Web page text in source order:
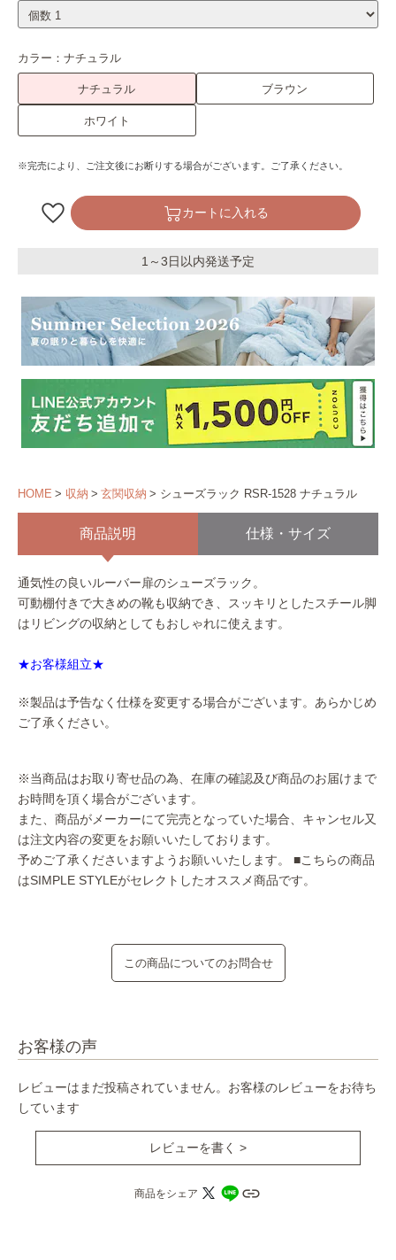
カラー： ナチュラル
ナチュラル ブラウン
ホワイト
※完売により、ご注文後にお断りする場合がございます。ご了承ください。
カートに入れる
1～3日以内発送予定
HOME 収納 玄関収納 シューズラック RSR-1528 ナチュラル
商品説明 仕様・サイズ
通気性の良いルーバー扉のシューズラック。
可動棚付きで大きめの靴も収納でき、スッキリとしたスチール脚
はリビングの収納としてもおしゃれに使えます。
★お客様組立★
※製品は予告なく仕様を変更する場合がございます。あらかじめ
ご了承ください。
※当商品はお取り寄せ品の為、在庫の確認及び商品のお届けまで
お時間を頂く場合がございます。
また、商品がメーカーにて完売となっていた場合、キャンセル又
は注文内容の変更をお願いいたしております。
予めご了承くださいますようお願いいたします。 ■こちらの商品
はSIMPLE STYLEがセレクトしたオススメ商品です。
この商品についてのお問合せ
お客様の声
レビューはまだ投稿されていません。お客様のレビューをお待ち
しています
レビューを書く >
商品をシェア